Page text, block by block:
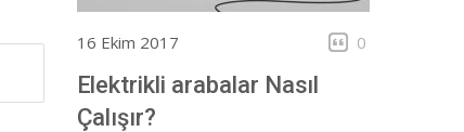
16 Ekim 2017 0
Elektrikli arabalar Nasıl
Çalışır?